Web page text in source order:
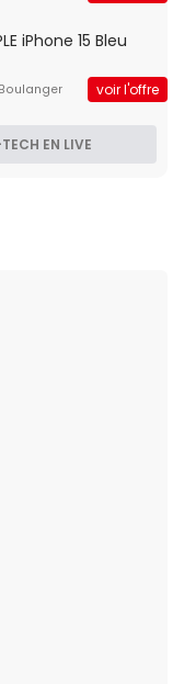
iPhone 15 Bleu
voir l'offre
EN LIVE